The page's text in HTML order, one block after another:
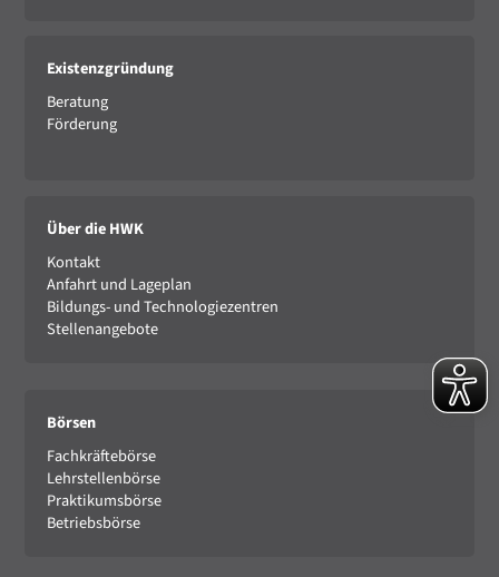
Existenzgründung
Beratung
Förderung
Über die HWK
Kontakt
Anfahrt und Lageplan
Bildungs- und Technologiezentren
Stellenangebote
Börsen
Fachkräftebörse
Lehrstellenbörse
Praktikumsbörse
Betriebsbörse